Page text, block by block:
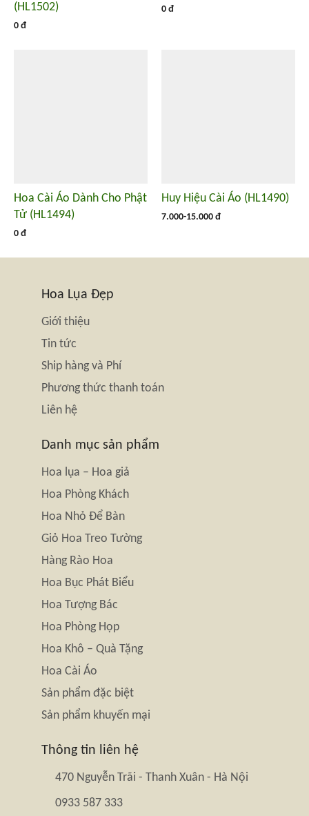
(HL1502)
0 đ
0 đ
Hoa Cài Áo Dành Cho Phật
Tử (HL1494)
0 đ
Huy Hiệu Cài Áo (HL1490)
7.000-15.000 đ
Hoa Lụa Đẹp
Giới thiệu
Tin tức
Ship hàng và Phí
Phương thức thanh toán
Liên hệ
Danh mục sản phẩm
Hoa lụa – Hoa giả
Hoa Phòng Khách
Hoa Nhỏ Để Bàn
Giỏ Hoa Treo Tường
Hàng Rào Hoa
Hoa Bục Phát Biểu
Hoa Tượng Bác
Hoa Phòng Họp
Hoa Khô – Quà Tặng
Hoa Cài Áo
Sản phẩm đặc biệt
Sản phẩm khuyến mại
Thông tin liên hệ
470 Nguyễn Trãi - Thanh Xuân - Hà Nội
0933 587 333